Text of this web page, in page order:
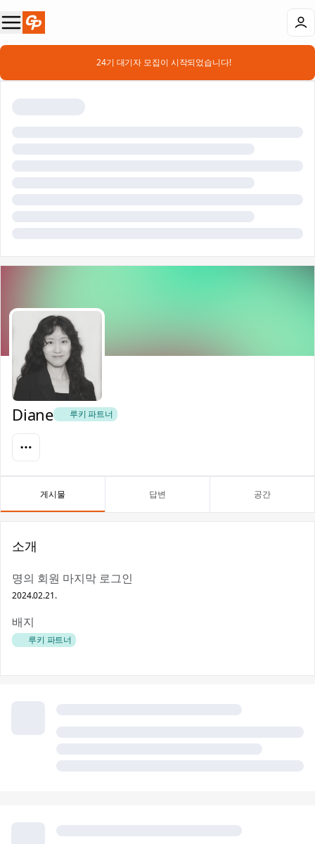
📣 24기 대기자 모집이 시작되었습니다!
Diane 🎻 루키 파트너
게시물 답변 공간
소개
명의 회원 마지막 로그인
2024.02.21.
배지
🎻 루키 파트너